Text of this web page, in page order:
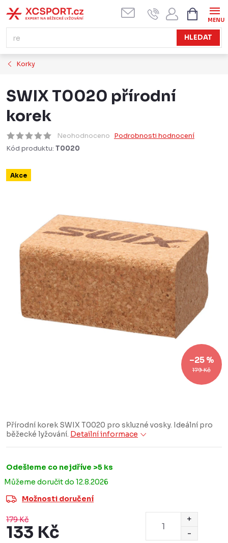
na
obsah
HLEDAT
KOŠÍK
Korky
SWIX T0020 přírodní
korek
Neohodnoceno Podrobnosti hodnocení
Kód produktu: T0020
Akce
179 Kč
–25 %
Přírodní korek SWIX T0020 pro skluzné vosky. Ideální pro
běžecké lyžování. Detailní informace
Odešleme co nejdříve >5 ks
12.8.2026
Možnosti doručení
179 Kč
133 Kč